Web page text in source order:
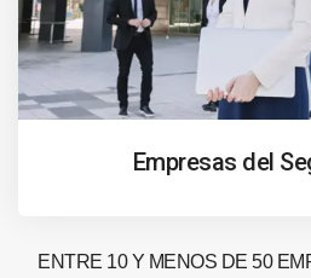
Empresas del
ENTRE 10 Y MENOS DE 50